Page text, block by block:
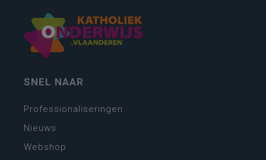
SNEL NAAR
Professionaliseringen
Nieuws
Webshop